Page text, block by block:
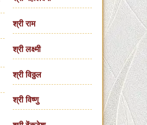
श्री राम
श्री लक्ष्मी
श्री विठ्ठल
श्री विष्णु